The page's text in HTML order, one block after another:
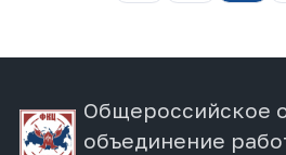
Общероссийское
объединение